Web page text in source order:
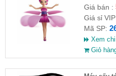
Giá bán :
Giá sỉ
Mã SP:
Xem
Giỏ